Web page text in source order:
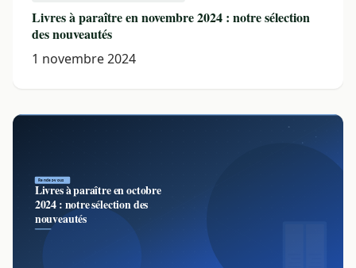
Livres à paraître en novembre 2024 : notre sélection
des nouveautés
1 novembre 2024